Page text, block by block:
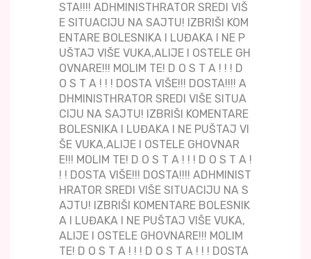
STA!!!! ADHMINISTHRATOR SREDI VIŠ
E SITUACIJU NA SAJTU! IZBRIŠI KOM
ENTARE BOLESNIKA I LUĐAKA I NE P
UŠTAJ VIŠE VUKA,ALIJE I OSTELE GH
OVNARE!!! MOLIM TE! D O S T A ! ! ! D
O S T A ! ! ! DOSTA VIŠE!!! DOSTA!!!! A
DHMINISTHRATOR SREDI VIŠE SITUA
CIJU NA SAJTU! IZBRIŠI KOMENTARE
BOLESNIKA I LUĐAKA I NE PUŠTAJ VI
ŠE VUKA,ALIJE I OSTELE GHOVNAR
E!!! MOLIM TE! D O S T A ! ! ! D O S T A !
! ! DOSTA VIŠE!!! DOSTA!!!! ADHMINIST
HRATOR SREDI VIŠE SITUACIJU NA S
AJTU! IZBRIŠI KOMENTARE BOLESNIK
A I LUĐAKA I NE PUŠTAJ VIŠE VUKA,
ALIJE I OSTELE GHOVNARE!!! MOLIM
TE! D O S T A ! ! ! D O S T A ! ! ! DOSTA